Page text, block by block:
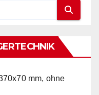
mm, ohne